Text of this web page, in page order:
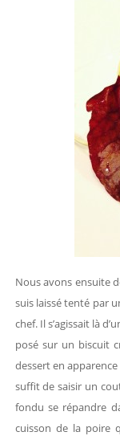
Nous avons ensuite
suis laissé tenté par
chef. Il s’agissait là
posé sur un biscuit
dessert en
suffit de saisir un
fondu se répandre
cuisson de la poire